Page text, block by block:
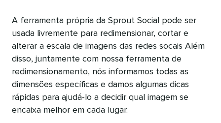
A ferramenta própria da Sprout Social pode ser
usada livremente para redimensionar, cortar e
alterar a escala de imagens das redes socais Além
disso, juntamente com nossa ferramenta de
redimensionamento, nós informamos todas as
dimensões específicas e damos algumas dicas
rápidas para ajudá-lo a decidir qual imagem se
encaixa melhor em cada lugar.